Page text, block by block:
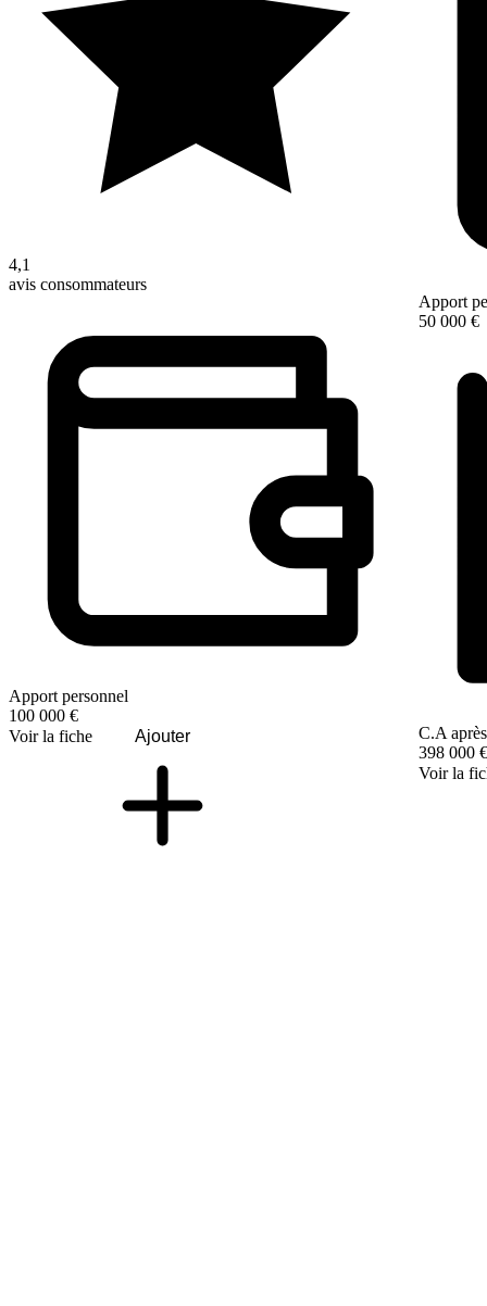
4,1
avis consommateurs
Apport personnel
100 000 €
Voir la fiche
Ajouter
Apport
50 000 €
C.A
398 000 €
Voir la